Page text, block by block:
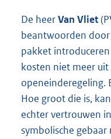
De heerVan Vliet
beantwoorden door
pakket
kosten niet meer
openeinderegeling.
Hoe groot die is,
echter vertrouwen
symbolische